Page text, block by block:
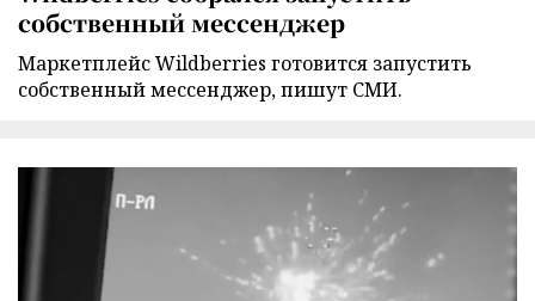
собственный мессенджер
Маркетплейс Wildberries готовится запустить
собственный мессенджер, пишут СМИ.